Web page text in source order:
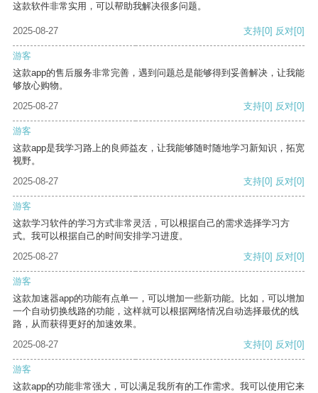
这款软件非常实用，可以帮助我解决很多问题。
2025-08-27 支持[0] 反对[0]
游客
这款app的售后服务非常完善，遇到问题总是能够得到妥善解决，让我能
够放心购物。
2025-08-27
支持[0] 反对[0]
游客
这款app是我学习路上的良师益友，让我能够随时随地学习新知识，拓宽
视野。
2025-08-27
支持[0] 反对[0]
游客
这款学习软件的学习方式非常灵活，可以根据自己的需求选择学习方
式。我可以根据自己的时间安排学习进度。
2025-08-27
支持[0] 反对[0]
游客
这款加速器app的功能有点单一，可以增加一些新功能。比如，可以增加
一个自动切换线路的功能，这样就可以根据网络情况自动选择最优的线
路，从而获得更好的加速效果。
2025-08-27
支持[0] 反对[0]
游客
这款app的功能非常强大，可以满足我所有的工作需求。我可以使用它来